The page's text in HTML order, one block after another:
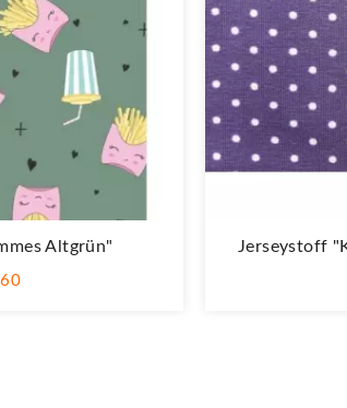
Altgrün" Jerseystoff